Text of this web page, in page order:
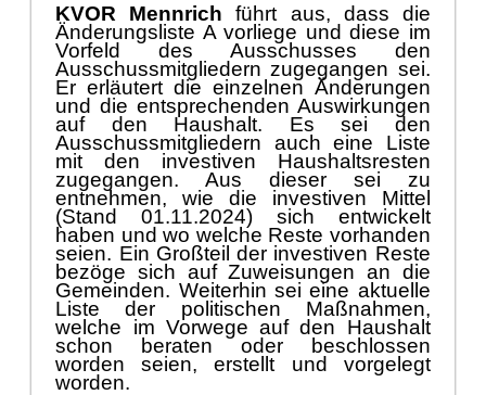
KVOR Mennrich führt aus, dass die
Änderungsliste A vorliege und diese im
Vorfeld des Ausschusses den
Ausschussmitgliedern zugegangen sei.
Er erläutert die einzelnen Änderungen
und die entsprechenden Auswirkungen
auf den Haushalt. Es sei den
Ausschussmitgliedern auch eine Liste
mit den investiven Haushaltsresten
zugegangen. Aus dieser sei zu
entnehmen, wie die investiven Mittel
(Stand 01.11.2024) sich entwickelt
haben und wo welche Reste vorhanden
seien. Ein Großteil der investiven Reste
bezöge sich auf Zuweisungen an die
Gemeinden. Weiterhin sei eine aktuelle
Liste der politischen Maßnahmen,
welche im Vorwege auf den Haushalt
schon
beraten oder
beschlossen
worden seien, erstellt und vorgelegt
worden.